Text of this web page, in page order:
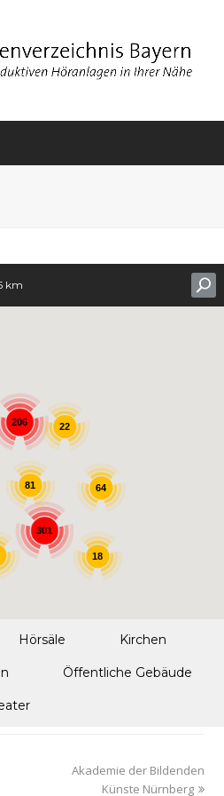
km
81
301
64
206
18
22
Hörsäle Kirchen
Öffentliche Gebäude
Akademie der Bildenden
Künste Nürnberg